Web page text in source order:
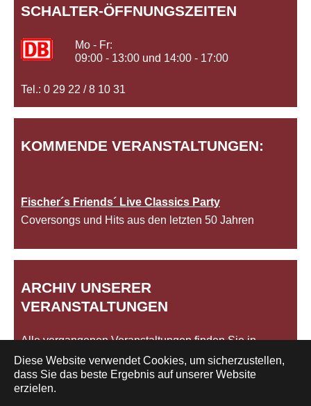
Diese Website verwendet Cookies, um sicherzustellen,
dass Sie das beste Ergebnis auf unserer Website
erzielen.
SCHALTER-ÖFFNUNGSZEITEN
Mo - Fr:
09:00 - 13:00 und 14:00 - 17:00
Tel.: 0 29 22 / 8 10 31
KOMMENDE VERANSTALTUNGEN:
Fischer´s Friends´ Live Classics Party
Coversongs und Hits aus den letzten 50 Jahren
ARCHIV UNSERER
VERANSTALTUNGEN
Alle vergangenen Veranstaltungen finden Sie in
unserem
Archiv